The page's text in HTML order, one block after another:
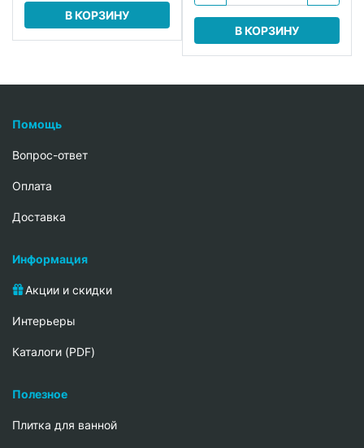
В КОРЗИНУ
В КОРЗИНУ
Помощь
Вопрос-ответ
Oплата
Доставка
Информация
Акции и скидки
Интерьеры
Каталоги (PDF)
Полезное
Плитка для ванной